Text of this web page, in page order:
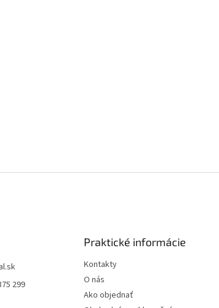
299
Praktické informácie
Kontakty
O nás
Ako objednať